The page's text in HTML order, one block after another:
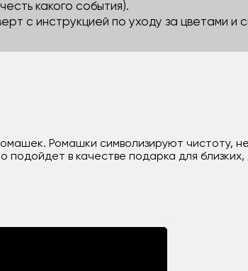
какого события).
с инструкцией по уходу за цветами и
Ромашки символизируют чистоту,
в качестве подарка для близких,